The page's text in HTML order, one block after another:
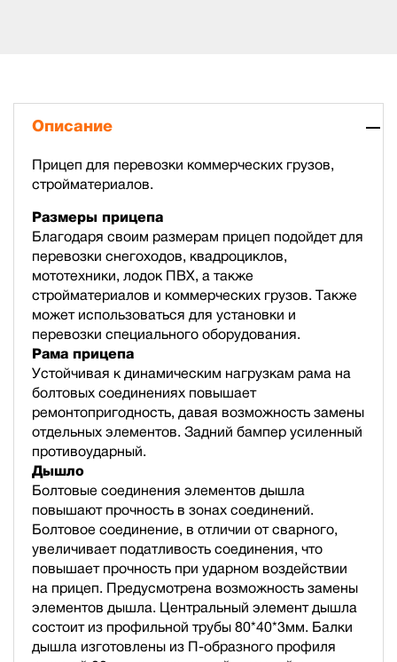
Описание
Прицеп для перевозки коммерческих грузов,
стройматериалов.
Размеры прицепа
Благодаря своим размерам прицеп подойдет для
перевозки снегоходов, квадроциклов,
мототехники, лодок ПВХ, а также
стройматериалов и коммерческих грузов. Также
может использоваться для установки и
перевозки специального оборудования.
Рама прицепа
Устойчивая к динамическим нагрузкам рама на
болтовых соединениях повышает
ремонтопригодность, давая возможность замены
отдельных элементов. Задний бампер усиленный
противоударный.
Дышло
Болтовые соединения элементов дышла
повышают прочность в зонах соединений.
Болтовое соединение, в отличии от сварного,
увеличивает податливость соединения, что
повышает прочность при ударном воздействии
на прицеп. Предусмотрена возможность замены
элементов дышла. Центральный элемент дышла
состоит из профильной трубы 80*40*3мм. Балки
дышла изготовлены из П-образного профиля